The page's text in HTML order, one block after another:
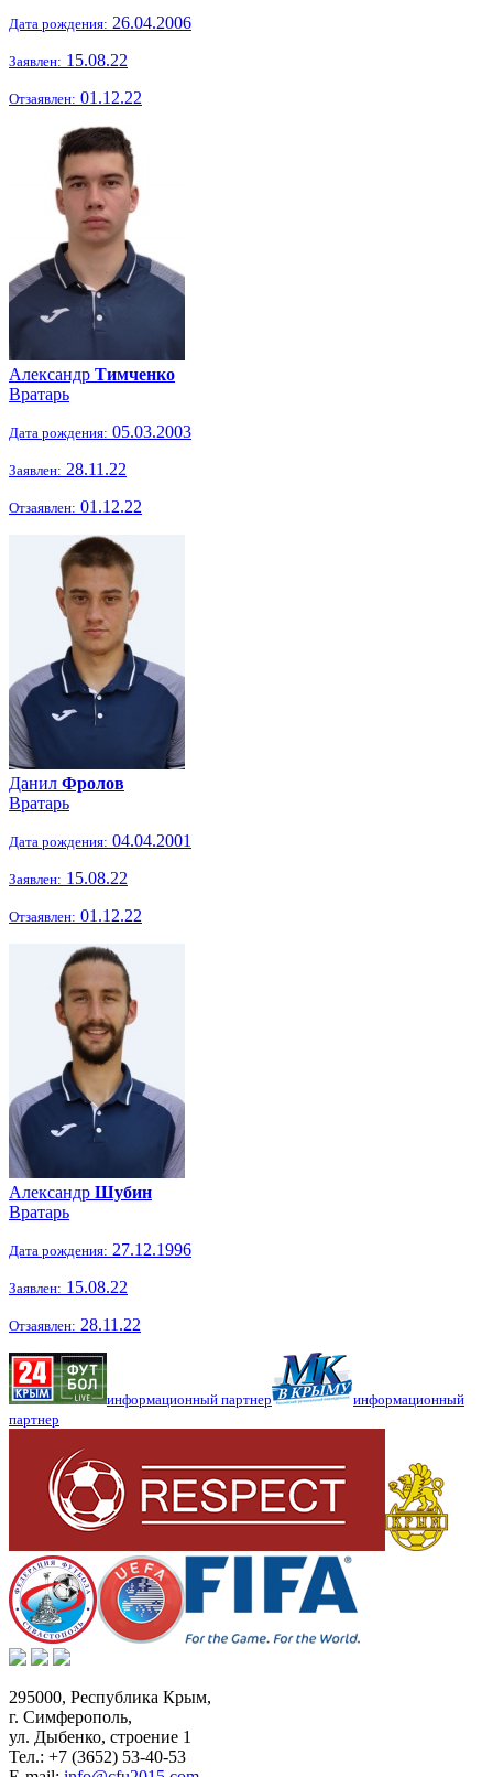
Дата рождения: 26.04.2006
Заявлен: 15.08.22
Отзаявлен: 01.12.22
Александр Тимченко
Вратарь
Дата рождения: 05.03.2003
Заявлен: 28.11.22
Отзаявлен: 01.12.22
Данил Фролов
Вратарь
Дата рождения: 04.04.2001
Заявлен: 15.08.22
Отзаявлен: 01.12.22
Александр Шубин
Вратарь
Дата рождения: 27.12.1996
Заявлен: 15.08.22
Отзаявлен: 28.11.22
информационный партнер
информационный
партнер
295000, Республика Крым,
г. Симферополь,
ул. Дыбенко, строение 1
Тел.: +7 (3652) 53-40-53